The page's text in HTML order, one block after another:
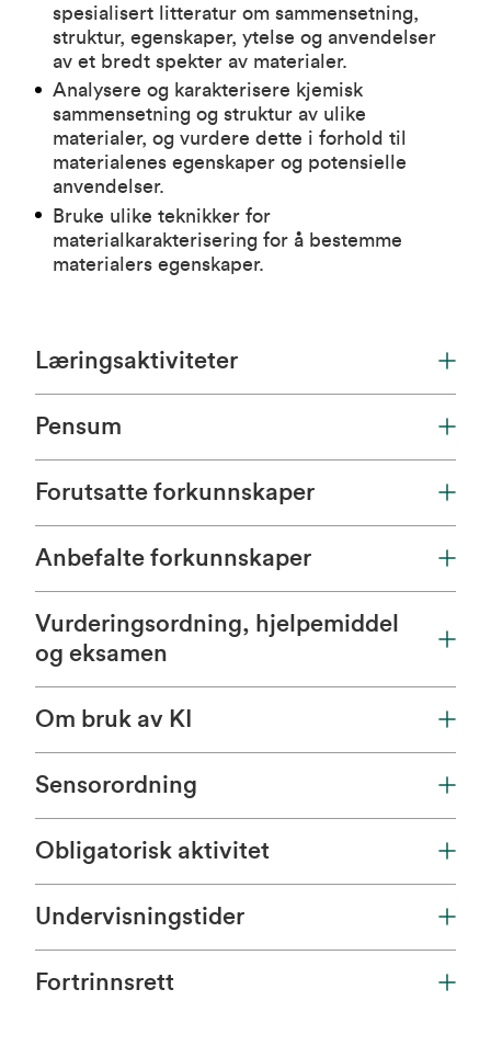
spesialisert litteratur om sammensetning,
struktur, egenskaper, ytelse og anvendelser
av et bredt spekter av materialer.
Analysere og karakterisere kjemisk
sammensetning og struktur av ulike
materialer, og vurdere dette i forhold til
materialenes egenskaper og potensielle
anvendelser.
Bruke ulike teknikker for
materialkarakterisering for å bestemme
materialers egenskaper.
Læringsaktiviteter
Pensum
Forutsatte forkunnskaper
Anbefalte forkunnskaper
Vurderingsordning, hjelpemiddel
og eksamen
Om bruk av KI
Sensorordning
Obligatorisk aktivitet
Undervisningstider
Fortrinnsrett